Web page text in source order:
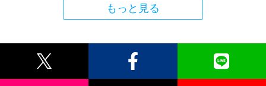
もっと見る